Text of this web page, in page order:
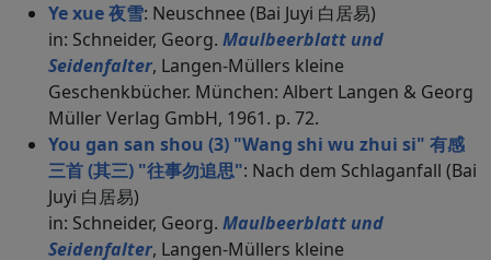
Ye xue 夜雪: Neuschnee (Bai Juyi 白居易)
in: Schneider, Georg. Maulbeerblatt und
Seidenfalter, Langen-Müllers kleine
Geschenkbücher. München: Albert Langen & Georg
Müller Verlag GmbH, 1961. p. 72.
You gan san shou (3) "Wang shi wu zhui si" 有感
三首 (其三) "往事勿追思": Nach dem Schlaganfall (Bai
Juyi 白居易)
in: Schneider, Georg. Maulbeerblatt und
Seidenfalter, Langen-Müllers kleine